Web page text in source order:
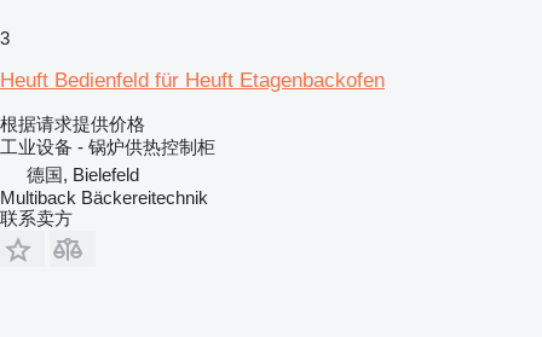
3
Heuft Bedienfeld für Heuft Etagenbackofen
根据请求提供价格
工业设备 - 锅炉供热控制柜
德国, Bielefeld
Multiback Bäckereitechnik
联系卖方